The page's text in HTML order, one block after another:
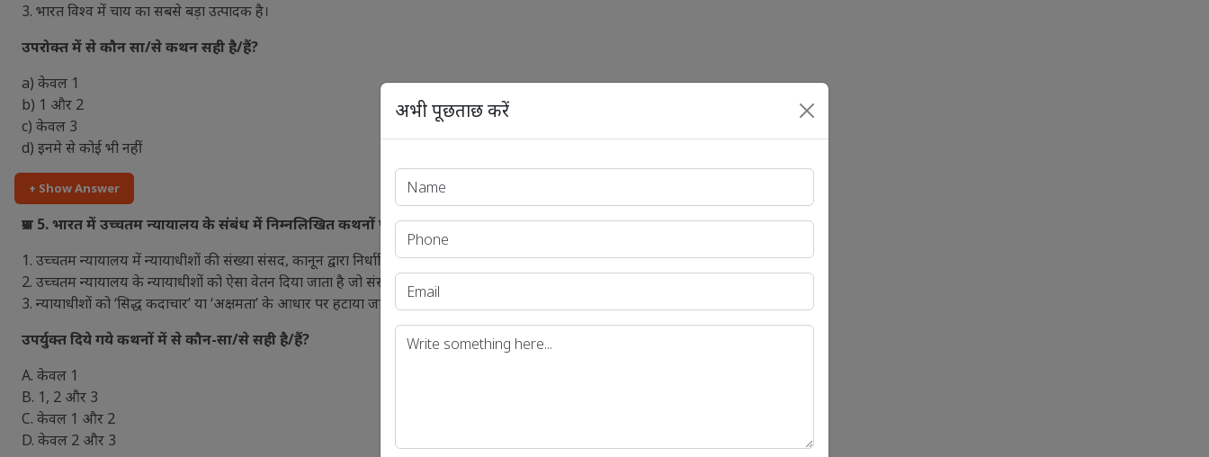
3. भारत विश्व में चाय का सबसे बड़ा उत्पादक है।
उपरोक्त में से कौन सा/से कथन सही है/हैं?
a) केवल 1
b) 1 और 2
c) केवल 3
d) इनमे से कोई भी नहीं
+ Show Answer
प्रश्न 5. भारत में उच्चतम न्यायालय के संबंध में निम्नलिखित कथनों पर विचार कीजिए।
1. उच्चतम न्यायालय में न्यायाधीशों की संख्या संसद, कानून द्वारा निर्धारित करती है।
2. उच्चतम न्यायालय के न्यायाधीशों को ऐसा वेतन दिया जाता है जो संसद, कानून के द्वारा निर्धारित करती है।
3. न्यायाधीशों को ‘सिद्ध कदाचार’ या ‘अक्षमता’ के आधार पर हटाया जा सकता है।
उपर्युक्त दिये गये कथनों में से कौन-सा/से सही है/हैं?
A. केवल 1
B. 1, 2 और 3
C. केवल 1 और 2
D. केवल 2 और 3
अभी पूछताछ करें